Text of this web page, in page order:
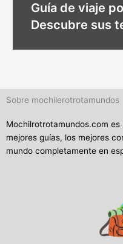
Guía de viaje
Descubre sus
Sobre mochilerotrotamundos
Mochilrotrotamundos.com
mejores guías, los mejores
mundo completamente en